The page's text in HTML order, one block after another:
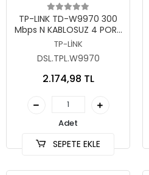
Sepete Ekle
TP-LINK TD-W9970 300
Mbps N KABLOSUZ 4 PORT
VDSL2/ADSL2+ MODEM
ROUTER
TP-LİNK
DSL.TPL.W9970
2.174,98 TL
Adet
SEPETE EKLE